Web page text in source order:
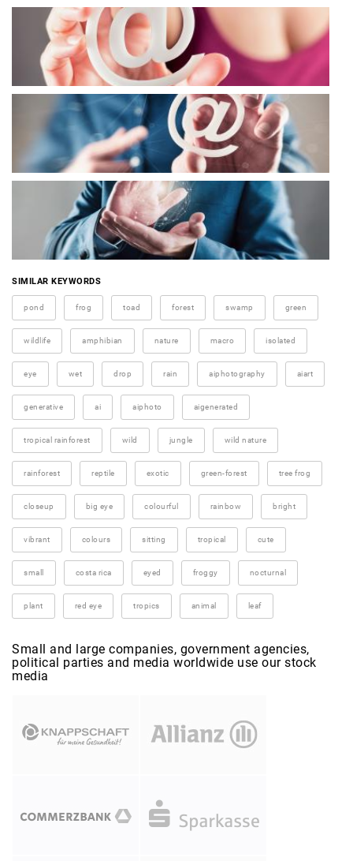
SIMILAR KEYWORDS
pond frog toad forest swamp green
wildlife amphibian nature macro isolated
eye wet drop rain aiphotography aiart
generative ai aiphoto aigenerated
tropical rainforest wild jungle wild nature
rainforest reptile exotic green-forest tree frog
closeup big eye colourful rainbow bright
vibrant colours sitting tropical cute
small costa rica eyed froggy nocturnal
plant red eye tropics animal leaf
Small and large companies, government agencies,
political parties and media worldwide use our stock
media